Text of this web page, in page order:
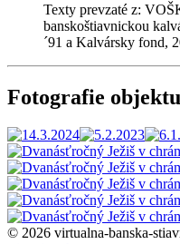
Texty prevzaté z:
banskoštiavnickou
´91 a Kalvársky fond,
Fotografie objektu
© 2026 virtualna-banska-